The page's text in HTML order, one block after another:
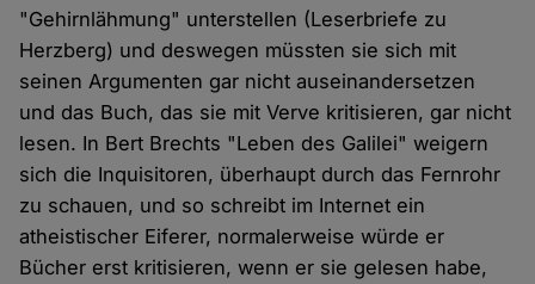
"Gehirnlähmung" unterstellen (Leserbriefe zu
Herzberg) und deswegen müssten sie sich mit
seinen Argumenten gar nicht auseinandersetzen
und das Buch, das sie mit Verve kritisieren, gar nicht
lesen. In Bert Brechts "Leben des Galilei" weigern
sich die Inquisitoren, überhaupt durch das Fernrohr
zu schauen, und so schreibt im Internet ein
atheistischer Eiferer, normalerweise würde er
Bücher erst kritisieren, wenn er sie gelesen habe,